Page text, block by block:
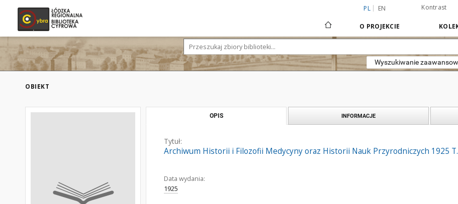
PL EN Kontrast
O PROJEKCIE
Wyszukiwanie
OBIEKT
OPIS INFORMACJE
Tytuł:
Archiwum Historii i Filozofii Medycyny oraz Historii Nauk Przyrodniczych 1925
Data wydania:
1925